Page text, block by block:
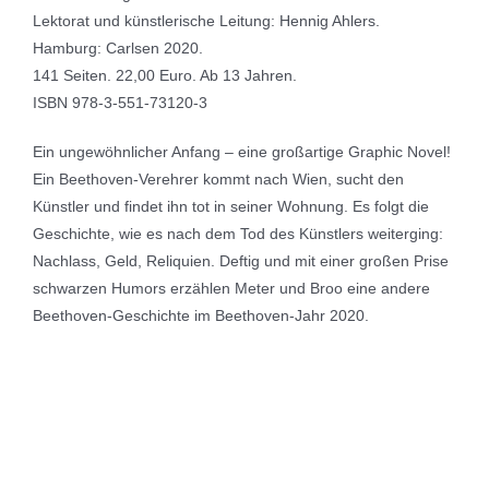
Lektorat und künstlerische Leitung: Hennig Ahlers.
Hamburg: Carlsen 2020.
141 Seiten. 22,00 Euro. Ab 13 Jahren.
ISBN 978-3-551-73120-3
Ein ungewöhnlicher Anfang – eine großartige Graphic Novel!
Ein Beethoven-Verehrer kommt nach Wien, sucht den
Künstler und findet ihn tot in seiner Wohnung. Es folgt die
Geschichte, wie es nach dem Tod des Künstlers weiterging:
Nachlass, Geld, Reliquien. Deftig und mit einer großen Prise
schwarzen Humors erzählen Meter und Broo eine andere
Beethoven-Geschichte im Beethoven-Jahr 2020.